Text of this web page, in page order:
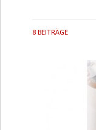
8 BEITRÄGE